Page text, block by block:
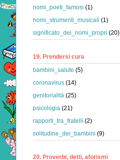
nomi_poeti_famosi (1)
nomi_strumenti_musicali (1)
significato_dei_nomi_propri (20)
19. Prendersi cura
bambini_salute (5)
coronavirus (14)
genitorialità (25)
psicologia (21)
rapporti_tra_fratelli (2)
solitudine_dei_bambini (9)
20. Proverbi, detti, aforismi